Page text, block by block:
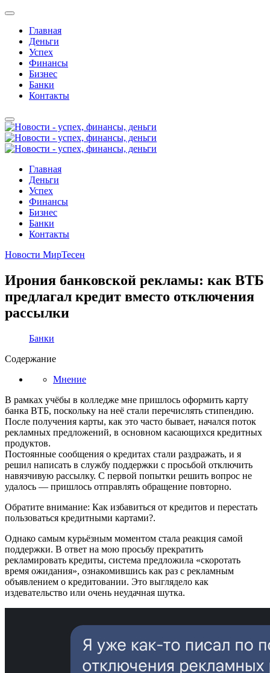
Главная
Деньги
Успех
Финансы
Бизнес
Банки
Контакты
Главная
Деньги
Успех
Финансы
Бизнес
Банки
Контакты
Новости МирТесен
Ирония банковской рекламы: как ВТБ
предлагал кредит вместо отключения
рассылки
Банки
Содержание
Мнение
В рамках учёбы в колледже мне пришлось оформить карту
банка ВТБ, поскольку на неё стали перечислять стипендию.
После получения карты, как это часто бывает, начался поток
рекламных предложений, в основном касающихся кредитных
продуктов.
Постоянные сообщения о кредитах стали раздражать, и я
решил написать в службу поддержки с просьбой отключить
навязчивую рассылку. С первой попытки решить вопрос не
удалось — пришлось отправлять обращение повторно.
Обратите внимание: Как избавиться от кредитов и перестать
пользоваться кредитными картами?.
Однако самым курьёзным моментом стала реакция самой
поддержки. В ответ на мою просьбу прекратить
рекламировать кредиты, система предложила «скоротать
время ожидания», ознакомившись как раз с рекламным
объявлением о кредитовании. Это выглядело как
издевательство или очень неудачная шутка.